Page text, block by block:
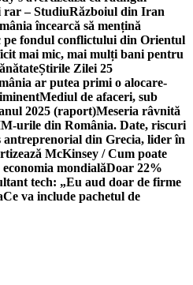
rar – StudiuRăzboiul din Iran
încearcă să mențină
fondul conflictului din Orientul
mai mic, mai mulți bani pentru
Știrile Zilei 25
ar putea primi o alocare-
Mediul de afaceri, sub
2025 (raport)Meseria râvnită
urile din România. Date, riscuri
antreprenorial din Grecia, lider în
McKinsey / Cum poate
mondialăDoar 22%
tech: „Eu aud doar de firme
Ce va include pachetul de